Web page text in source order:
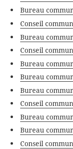
Bureau
Conseil
Bureau
Conseil
Bureau
Bureau
Bureau
Conseil
Bureau
Bureau
Conseil